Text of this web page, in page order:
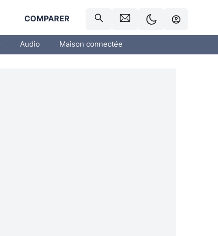
COMPARER
Audio Maison connectée